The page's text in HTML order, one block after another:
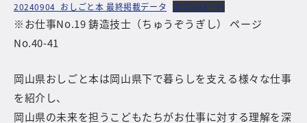
20240904_おしごと本 最終掲載データ ダウンロード
※お仕事No.19 鋳造技士（ちゅうぞうぎし） ページ
No.40-41
岡山県おしごと本は岡山県下で暮らしを支える様々な仕事
を紹介し、
岡山県の未来を担うこどもたちがお仕事に対する理解を深